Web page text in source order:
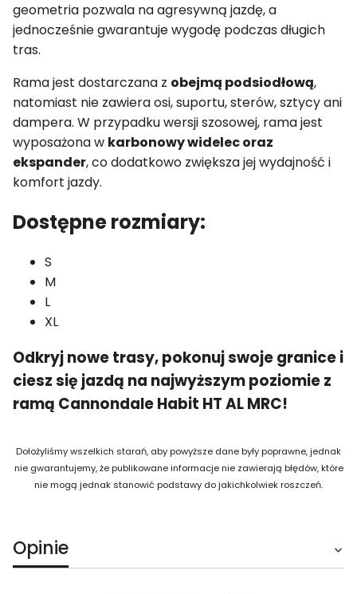
geometria pozwala na agresywną jazdę, a
jednocześnie gwarantuje wygodę podczas długich
tras.
Rama jest dostarczana z obejmą podsiodłową,
natomiast nie zawiera osi, suportu, sterów, sztycy ani
dampera. W przypadku wersji szosowej, rama jest
wyposażona w karbonowy widelec oraz
ekspander, co dodatkowo zwiększa jej wydajność i
komfort jazdy.
Dostępne rozmiary:
S
M
L
XL
Odkryj nowe trasy, pokonuj swoje granice i
ciesz się jazdą na najwyższym poziomie z
ramą Cannondale Habit HT AL MRC!
Dołożyliśmy wszelkich starań, aby powyższe dane były poprawne, jednak
nie gwarantujemy, że publikowane informacje nie zawierają błędów, które
nie mogą jednak stanowić podstawy do jakichkolwiek roszczeń.
Opinie